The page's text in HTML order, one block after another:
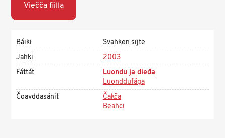
Viečča fiilla
Báiki
Svahken sïjte
Jahki
2003
Fáttát
Luondu ja dieđa
Luonddufága
Čoavddasánit
Čakča
Beahci